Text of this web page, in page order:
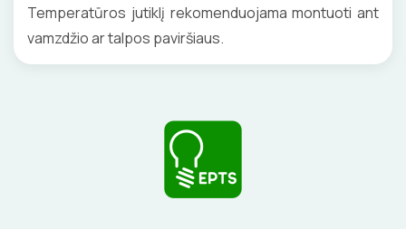
Temperatūros jutiklį rekomenduojama montuoti ant
vamzdžio ar talpos paviršiaus.